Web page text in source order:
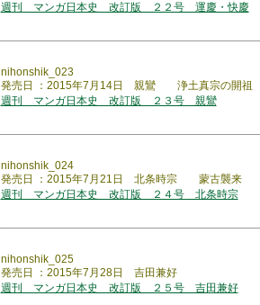
週刊 マンガ日本史 改訂版 ２２号 運慶・快慶
nihonshik_023
発売日 ：2015年7月14日 親鸞 浄土真宗の開祖
週刊 マンガ日本史 改訂版 ２３号 親鸞
nihonshik_024
発売日 ：2015年7月21日 北条時宗 蒙古襲来
週刊 マンガ日本史 改訂版 ２４号 北条時宗
nihonshik_025
発売日 ：2015年7月28日 吉田兼好
週刊 マンガ日本史 改訂版 ２５号 吉田兼好